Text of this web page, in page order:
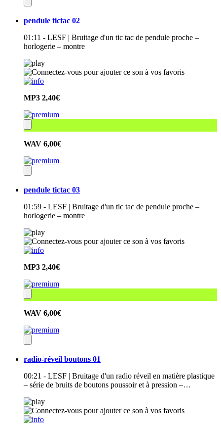
pendule tictac 02
01:11 - LESF | Bruitage d'un tic tac de pendule proche –
horlogerie – montre
MP3 2,40€
WAV 6,00€
pendule tictac 03
01:59 - LESF | Bruitage d'un tic tac de pendule proche –
horlogerie – montre
MP3 2,40€
WAV 6,00€
radio-réveil boutons 01
00:21 - LESF | Bruitage d'un radio réveil en matière plastique
– série de bruits de boutons poussoir et à pression –…